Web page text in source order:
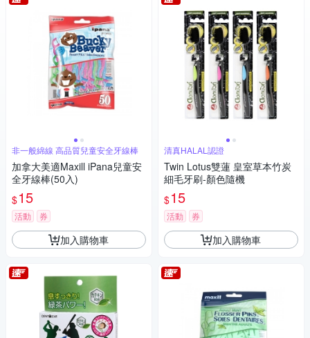
非一般綿線 高品質兒童安全牙線棒
加拿大美適Maxill iPana兒童安
全牙線棒(50入)
$15
活動 券
加入購物車
清真HALAL認證
Twin Lotus雙蓮 皇室草本竹炭
細毛牙刷-顏色隨機
$15
活動 券
加入購物車